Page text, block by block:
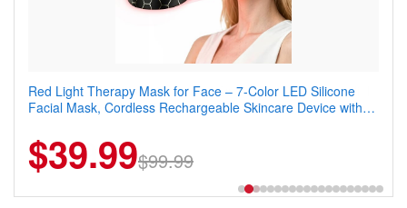
Red Light Therapy Mask for Face – 7-Color LED Silicone
Facial Mask, Cordless Rechargeable Skincare Device with
$39.99$99.99
Men's Slim Fit Polo Shirt – Quick Dry Moisture Wicking, High
Elasticity, Athletic Fit Polo for Golf, Tennis, Work & Casual
$6.99$29.99